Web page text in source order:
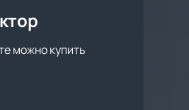
можно купить